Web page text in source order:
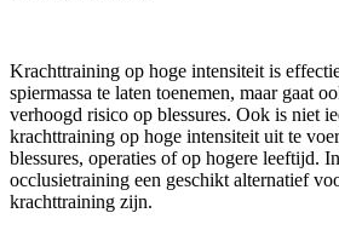
Krachttraining op hoge intensiteit is
spiermassa te laten toenemen, maar gaat
verhoogd risico op blessures. Ook is niet
krachttraining op hoge intensiteit uit te
blessures, operaties of op hogere leeftijd.
occlusietraining een geschikt alternatief
krachttraining zijn.